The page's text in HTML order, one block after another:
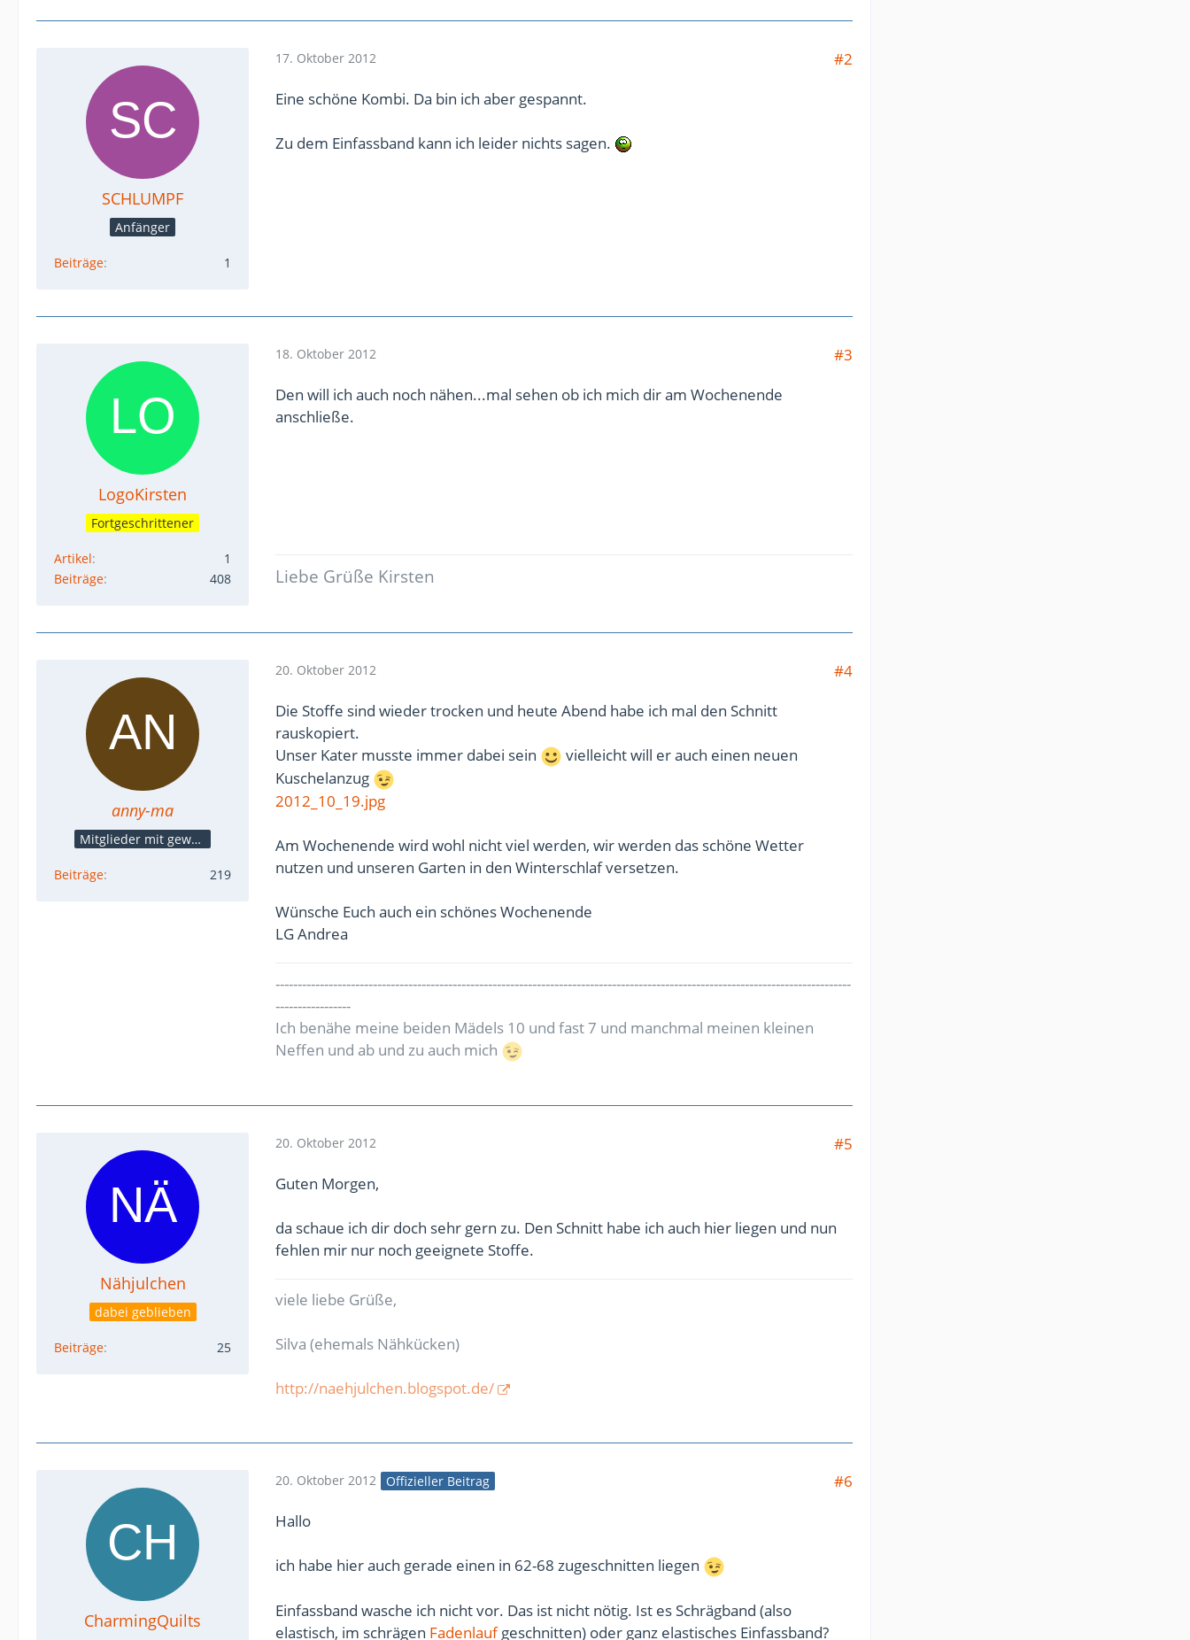
SCHLUMPF
Anfänger
Beiträge 1
17. Oktober 2012
#2
Eine schöne Kombi. Da bin ich aber gespannt.
Zu dem Einfassband kann ich leider nichts sagen.
LogoKirsten
Fortgeschrittener
Artikel
1
Beiträge
408
18. Oktober 2012
#3
Den will ich auch noch nähen...mal sehen ob ich mich dir am Wochenende
anschließe.
Liebe Grüße Kirsten
anny-ma
Mitglieder mit gewerblicher Verbindung, auch als Mitarbeiter/in
Beiträge 219
20. Oktober 2012
#4
Die Stoffe sind wieder trocken und heute Abend habe ich mal den Schnitt
rauskopiert.
Unser Kater musste immer dabei sein
vielleicht will er auch einen neuen
Kuschelanzug
2012_10_19.jpg
Am Wochenende wird wohl nicht viel werden, wir werden das schöne Wetter
nutzen und unseren Garten in den Winterschlaf versetzen.
Wünsche Euch auch ein schönes Wochenende
LG Andrea
----------------------------------------------------------------------------------------------------------------------------------
-----------------
Ich benähe meine beiden Mädels 10 und fast 7 und manchmal meinen kleinen
Neffen und ab und zu auch mich
Nähjulchen
dabei geblieben
Beiträge 25
20. Oktober 2012
#5
Guten Morgen,
da schaue ich dir doch sehr gern zu. Den Schnitt habe ich auch hier liegen und nun
fehlen mir nur noch geeignete Stoffe.
viele liebe Grüße,
Silva (ehemals Nähkücken)
http://naehjulchen.blogspot.de/
CharmingQuilts
20. Oktober 2012 Offizieller Beitrag
#6
Hallo
ich habe hier auch gerade einen in 62-68 zugeschnitten liegen
Einfassband wasche ich nicht vor. Das ist nicht nötig. Ist es Schrägband (also
elastisch, im schrägen Fadenlaufgeschnitten) oder ganz elastisches Einfassband?